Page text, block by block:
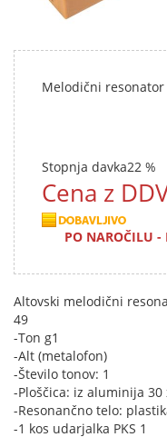
Melodični
Stopnja davka22 %
Cena z
PO NAROČILU -
Altovski melodični
49
-Ton g1
-Alt (metalofon)
-Število tonov: 1
-Ploščica: iz aluminija 30
-Resonančno telo:
-1 kos udarjalka PKS 1